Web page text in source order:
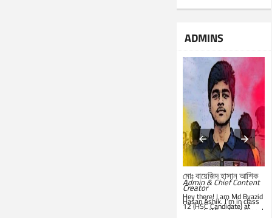
ADMINS
মোঃ বায়েজিদ হাসান আশিক
Admin & Chief Content
Creator
Hey there! I am Md Byazid
Hasan Ashik. I’m in class
12 (HSC Candidate) at
present. When I get time, I